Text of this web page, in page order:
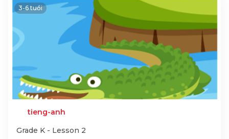
3-6 tuổi
tieng-anh
Grade K - Lesson 2